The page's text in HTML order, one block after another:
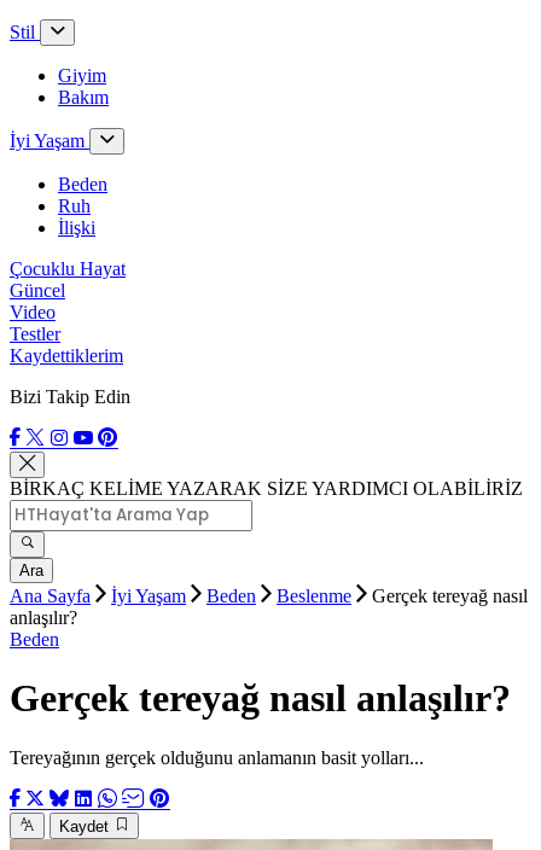
Stil
Giyim
Bakım
İyi Yaşam
Beden
Ruh
İlişki
Çocuklu Hayat
Güncel
Video
Testler
Kaydettiklerim
Bizi Takip Edin
BİRKAÇ KELİME YAZARAK SİZE YARDIMCI OLABİLİRİZ
Ara
Ana Sayfa İyi Yaşam Beden Beslenme
Gerçek tereyağ nasıl
anlaşılır?
Beden
Gerçek tereyağ nasıl anlaşılır?
Tereyağının gerçek olduğunu anlamanın basit yolları...
Kaydet